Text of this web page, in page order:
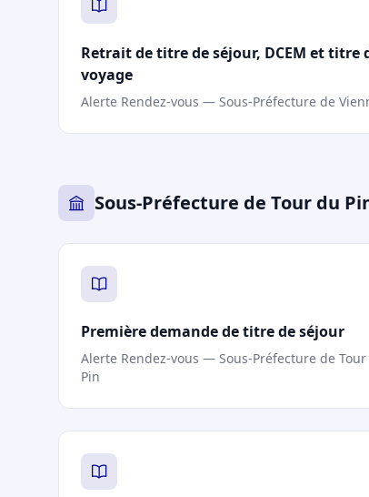
Retrait de titre de séjour, DCEM et titre
voyage
Alerte Rendez-vous — Sous-Préfecture de
Sous-Préfecture de Tour du
Première demande de titre de séjour
Alerte Rendez-vous — Sous-Préfecture de
Pin